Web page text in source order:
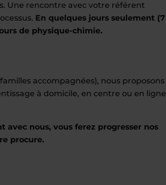
Une rencontre avec votre référent
En quelques jours seulement (7
de physique-chimie.
accompagnées), nous proposons
à domicile, en centre ou en
avec nous, vous ferez progresser nos
procure.